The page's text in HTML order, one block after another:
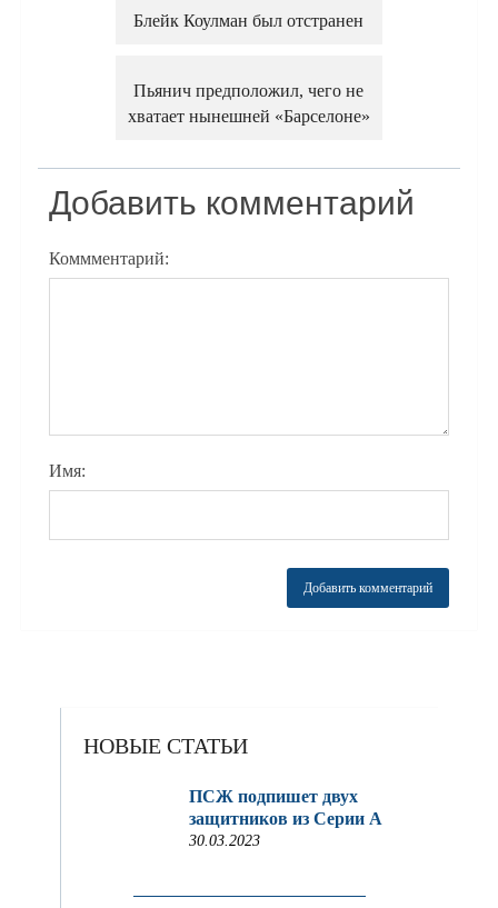
Блейк Коулман был отстранен
Пьянич предположил, чего не
хватает нынешней «Барселоне»
Добавить комментарий
Коммментарий:
Имя:
НОВЫЕ СТАТЬИ
ПСЖ подпишет двух
защитников из Серии A
30.03.2023